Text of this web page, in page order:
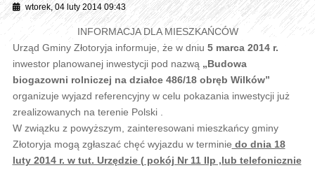
wtorek, 04 luty 2014 09:43
INFORMACJA DLA MIESZKAŃCÓW
Urząd Gminy Złotoryja informuje, że w dniu 5 marca 2014 r.
inwestor planowanej inwestycji pod nazwą „Budowa
biogazowni rolniczej na działce 486/18 obręb Wilków”
organizuje wyjazd referencyjny w celu pokazania inwestycji już
zrealizowanych na terenie Polski .
W związku z powyższym, zainteresowani mieszkańcy gminy
Złotoryja mogą zgłaszać chęć wyjazdu w terminie do dnia 18
luty 2014 r. w tut. Urzędzie ( pokój Nr 11 IIp ,lub telefonicznie